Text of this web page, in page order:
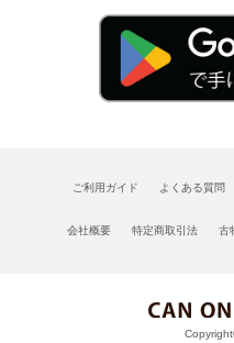
ご利用ガイド よくある質問
会社概要 特定商取引法 古